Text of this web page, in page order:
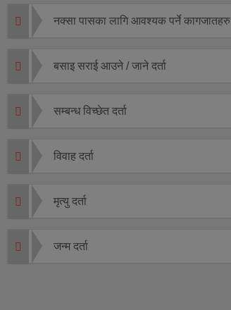
नक्सा पासका लागि आवश्यक पर्ने कागजातहरु
बसाइ सराई आउने / जाने दर्ता
सम्बन्ध विच्छेत दर्ता
विवाह दर्ता
मृत्यु दर्ता
जन्म दर्ता